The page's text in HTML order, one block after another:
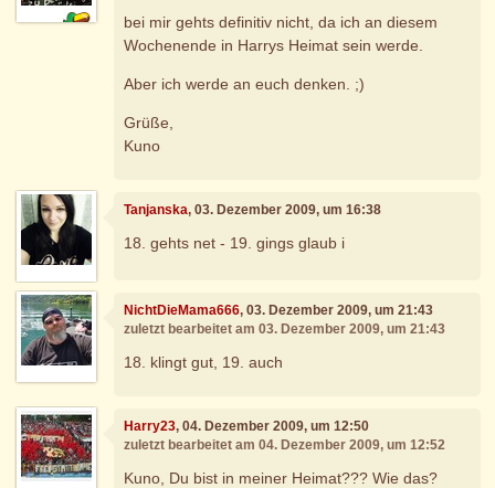
bei mir gehts definitiv nicht, da ich an diesem
Wochenende in Harrys Heimat sein werde.
Aber ich werde an euch denken. ;)
Grüße,
Kuno
Tanjanska, 03. Dezember 2009, um 16:38
18. gehts net - 19. gings glaub i
NichtDieMama666, 03. Dezember 2009, um 21:43
zuletzt bearbeitet am 03. Dezember 2009, um 21:43
18. klingt gut, 19. auch
Harry23, 04. Dezember 2009, um 12:50
zuletzt bearbeitet am 04. Dezember 2009, um 12:52
Kuno, Du bist in meiner Heimat??? Wie das?